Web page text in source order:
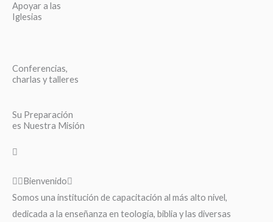
Apoyar a las
Iglesias
Conferencias,
charlas y talleres
Su Preparación
es Nuestra Misión
Bienvenido
Somos una institución de capacitación al más alto nivel,
dedicada a la enseñanza en teología, biblia y las diversas